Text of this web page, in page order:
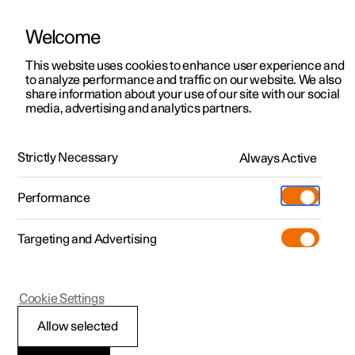
Polestar 2
Polestar 3
Polestar 4
Pre-owned
Shop
Meer
Testrit
Aanbiedingen voor
Testrit
Aanbiedingen voor
Polestar 4 coupé
Ontdek Polestar 4
Testrit
Bekijk onze stockwagens
Aanbiedingen voor
Ontdek Polestar 5
Over pre-owned
Pre-owned aanbiedingen
Aanbiedingen voor particulieren
Aanbiedingen voor
professionelen
Bekijk onze stockwagens
Configureer
Pre-owned
Testrit
Additionals
(Opent in een nieuw venster)
Experiences
Ontmoet ons
Servicepunten
Opladen
Support
HandleidingVideogalerijSoftware-updates
Specificaties
Aanhangergewichten en
Welcome
This website uses cookies to enhance user experience and
to analyze performance and traffic on our website. We also
share information about your use of our site with our social
media, advertising and analytics partners.
Strictly Necessary Always Active
Performance
Targeting and Advertising
Allow selected
Cookie Settings